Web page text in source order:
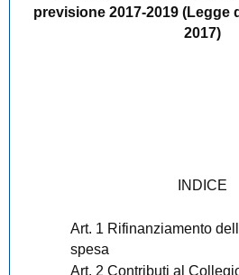
previsione 2017-2019 (Legge
2017)
INDICE
Art. 1 Rifinanziamento
spesa
Art. 2 Contributi al